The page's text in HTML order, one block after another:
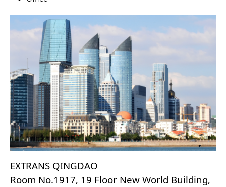
EXTRANS QINGDAO
Room No.1917, 19 Floor New World Building,